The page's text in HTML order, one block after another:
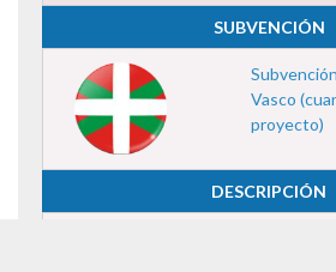
SUBVENCIÓN
Vasco
proyecto)
DESCRIPCIÓN
Programa de ayudas «Reto 2030»,